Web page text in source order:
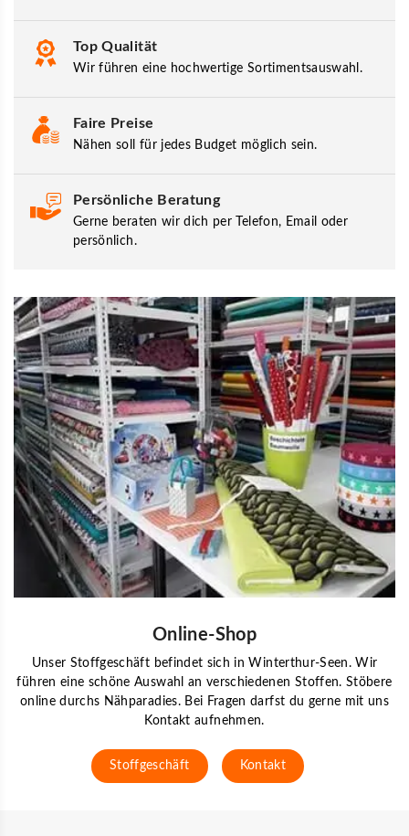
Top Qualität
Wir führen eine hochwertige Sortimentsauswahl.
Faire Preise
Nähen soll für jedes Budget möglich sein.
Persönliche Beratung
Gerne beraten wir dich per Telefon, Email oder
persönlich.
Online-Shop
Unser Stoffgeschäft befindet sich in Winterthur-Seen. Wir
führen eine schöne Auswahl an verschiedenen Stoffen. Stöbere
online durchs Nähparadies. Bei Fragen darfst du gerne mit uns
Kontakt aufnehmen.
Stoffgeschäft Kontakt